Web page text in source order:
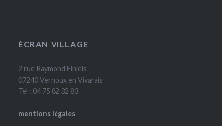
ÉCRAN VILLAGE
2 rue Raymond Finiels
07240 Vernoux en Vivarais
Tel : 04 75 82 32 83
mentions légales